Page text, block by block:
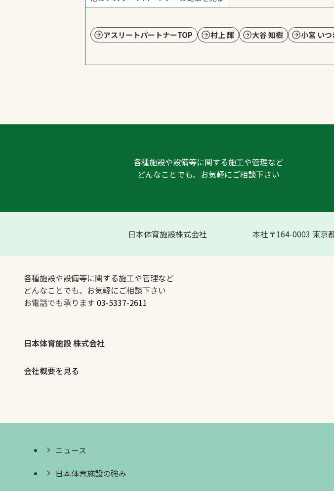
アスリートパートナーTOP 村上 輝 大谷 知樹 小宮 いつ
各種施設や設備等に関する施工や管理など
どんなことでも、お気軽にご相談下さい
日本体育施設株式会社 本社〒164-0003 東京
各種施設や設備等に関する施工や管理など
どんなことでも、お気軽にご相談下さい
お電話でも承ります 03-5337-2611
日本体育施設 株式会社
会社概要を見る
ニュース
日本体育施設の強み